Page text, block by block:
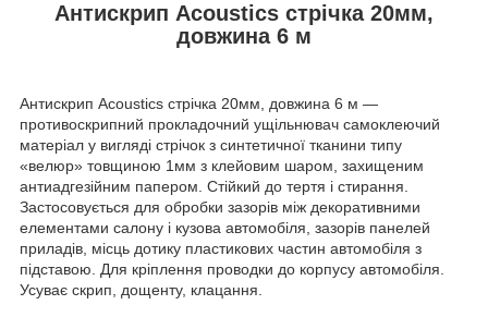
Антискрип Acoustics стрічка20мм,
довжина 6 м
Антискрип Acoustics стрічка 20мм, довжина 6 м ―
противоскрипний прокладочний ущільнювач самоклеючий
матеріал у вигляді стрічок з синтетичної тканини типу
«велюр» товщиною 1мм з клейовим шаром, захищеним
антиадгезійним папером. Стійкий до тертя і стирання.
Застосовується для обробки зазорів між декоративними
елементами салону і кузова автомобіля, зазорів панелей
приладів, місць дотику пластикових частин автомобіля з
підставою. Для кріплення проводки до корпусу автомобіля.
Усуває скрип, дощенту, клацання.